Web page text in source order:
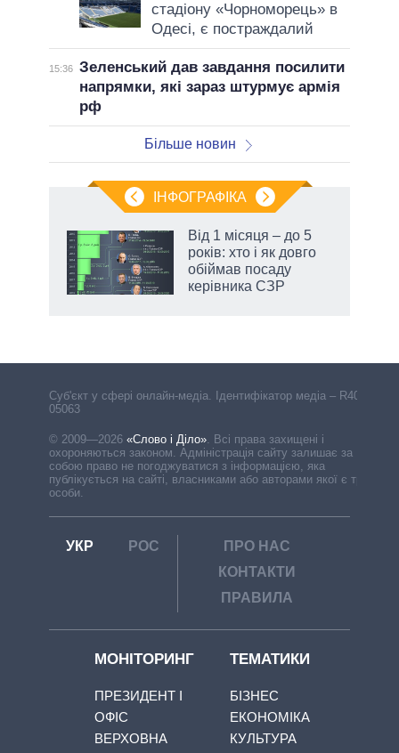
стадіону «Чорноморець» в
Одесі, є постраждалий
15:36 Зеленський дав завдання посилити
напрямки, які зараз штурмує армія
рф
Більше новин
ІНФОГРАФІКА
Від 1 місяця – до 5
років: хто і як довго
обіймав посаду
керівника СЗР
Cуб'єкт у сфері онлайн-медіа. Ідентифікатор медіа – R40-
05063
© 2009—2026 «Слово і Діло». Всі права захищені і
охороняються законом. Адміністрація сайту залишає за
собою право не погоджуватися з інформацією, яка
публікується на сайті, власниками або авторами якої є треті
особи.
УКР РОС
ПРО НАС
КОНТАКТИ
ПРАВИЛА
МОНІТОРИНГ
ПРЕЗИДЕНТ І
ОФІС
ВЕРХОВНА
ТЕМАТИКИ
БІЗНЕС
ЕКОНОМІКА
КУЛЬТУРА